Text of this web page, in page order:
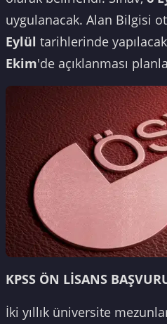
uygulanacak. Alan Bilgisi
Eylül tarihlerinde
Ekim'de açıklanması
KPSS ÖN LİSANS
İki yıllık üniversite